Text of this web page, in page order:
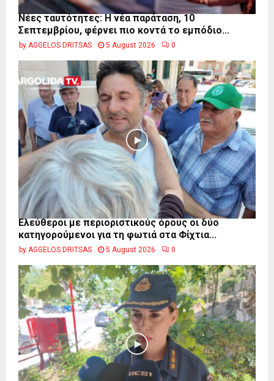
Νέες ταυτότητες: Η νέα παράταση, 10
Σεπτεμβρίου, φέρνει πιο κοντά το εμπόδιο...
by AGGELOS DRITSAS 5 August 2026 0
Ελεύθεροι με περιοριστικούς όρους οι δύο
κατηγορούμενοι για τη φωτιά στα Φίχτια...
by AGGELOS DRITSAS 5 August 2026 0